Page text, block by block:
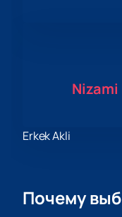
Erkek Akli
Почему